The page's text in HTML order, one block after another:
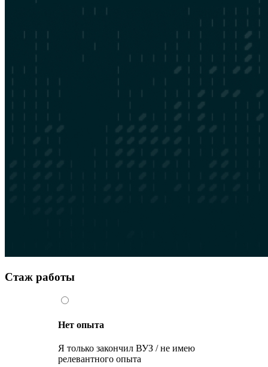
Стаж работы
Нет опыта
Я только закончил ВУЗ / не имею
релевантного опыта